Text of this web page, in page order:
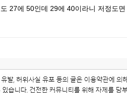
27에 50인데 29에 40이라니 저정도